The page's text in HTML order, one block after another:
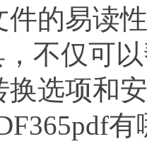
的易读
不仅可
换选项和